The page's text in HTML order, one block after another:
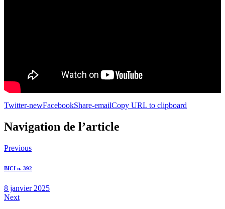
Twitter-newFacebookShare-emailCopy URL to clipboard
Navigation de l’article
Previous
BICI n. 392
8 janvier 2025
Next